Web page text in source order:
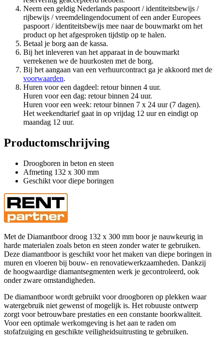
Neem een geldig Nederlands paspoort / identiteitsbewijs /
rijbewijs / vreemdelingendocument of een ander Europees
paspoort / identiteitsbewijs mee naar de bouwmarkt om het
product op het afgesproken tijdstip op te halen.
Betaal je borg aan de kassa.
Bij het inleveren van het apparaat in de bouwmarkt
verrekenen we de huurkosten met de borg.
Bij het aangaan van een verhuurcontract ga je akkoord met de
voorwaarden.
Huren voor een dagdeel: retour binnen 4 uur.
Huren voor een dag: retour binnen 24 uur.
Huren voor een week: retour binnen 7 x 24 uur (7 dagen).
Het weekendtarief gaat in op vrijdag 12 uur en eindigt op
maandag 12 uur.
Productomschrijving
Droogboren in beton en steen
Afmeting 132 x 300 mm
Geschikt voor diepe boringen
Met de Diamantboor droog 132 x 300 mm boor je nauwkeurig in
harde materialen zoals beton en steen zonder water te gebruiken.
Deze diamantboor is geschikt voor het maken van diepe boringen in
muren en vloeren bij bouw- en renovatiewerkzaamheden. Dankzij
de hoogwaardige diamantsegmenten werk je gecontroleerd, ook
onder zware omstandigheden.
De diamantboor wordt gebruikt voor droogboren op plekken waar
watergebruik niet gewenst of mogelijk is. Het robuuste ontwerp
zorgt voor betrouwbare prestaties en een constante boorkwaliteit.
Voor een optimale werkomgeving is het aan te raden om
stofafzuiging en geschikte veiligheidsuitrusting te gebruiken.